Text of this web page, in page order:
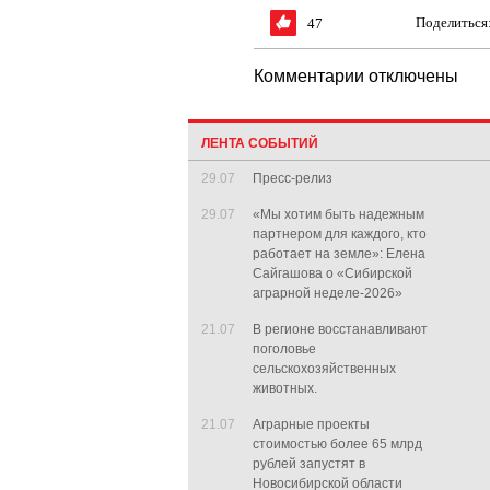
47
Комментарии отключены
ЛЕНТА СОБЫТИЙ
29.07 Пресс-релиз
29.07
«Мы хотим быть надежным
партнером для каждого, кто
работает на земле»: Елена
Сайгашова о «Сибирской
аграрной неделе-2026»
21.07
В регионе восстанавливают
поголовье
сельскохозяйственных
животных.
21.07
Аграрные проекты
стоимостью более 65 млрд
рублей запустят в
Новосибирской области